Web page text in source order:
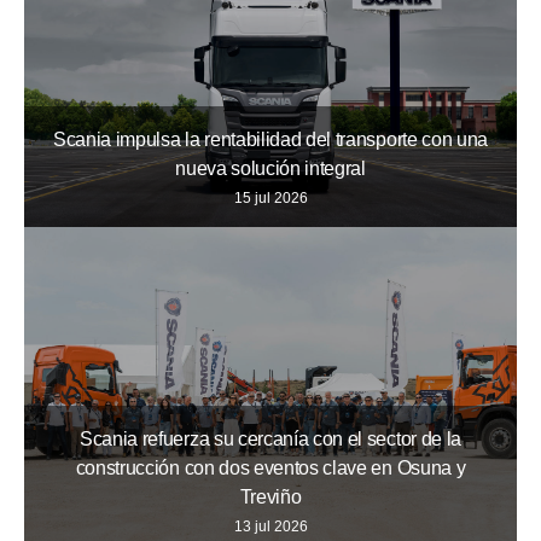
Scania impulsa la rentabilidad del transporte con una
nueva solución integral
15 jul 2026
Scania refuerza su cercanía con el sector de la
construcción con dos eventos clave en Osuna y
Treviño
13 jul 2026